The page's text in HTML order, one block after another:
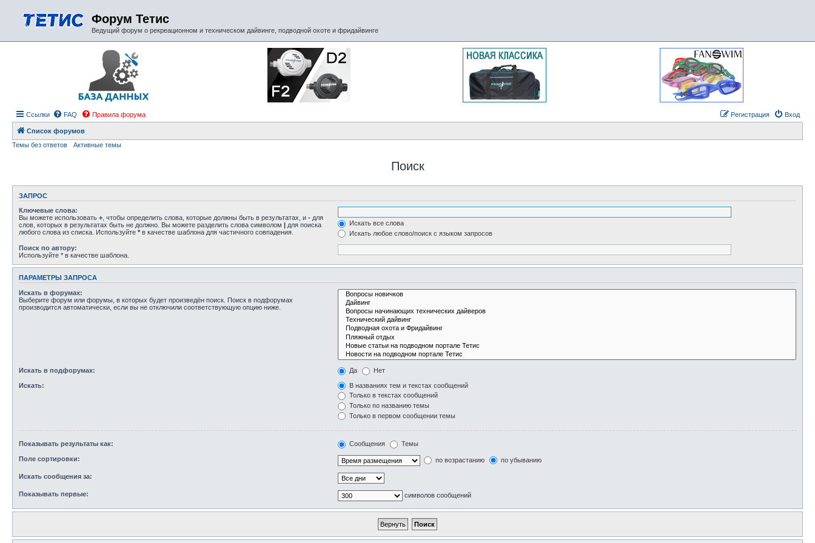
Форум Тетис
Ведущий форум о рекреационном и техническом дайвинге, подводной охоте и фридайвинге
Ссылки FAQ Правила форума Вход
Регистрация
Список форумов
Темы без ответов
Активные темы
Поиск
ЗАПРОС
Ключевые слова:
Вы можете использовать + , чтобы определить слова, которые должны быть в результатах, и - для
слов, которых в результатах быть не должно. Вы можете разделить слова символом | для поиска
любого слова из списка. Используйте * в качестве шаблона для частичного совпадения.
Искать все слова
Искать любое слово/поиск с языком запросов
Поиск по автору:
Используйте * в качестве шаблона.
ПАРАМЕТРЫ ЗАПРОСА
Искать в форумах:
Выберите форум или форумы, в которых будет произведён поиск. Поиск в подфорумах
производится автоматически, если вы не отключили соответствующую опцию ниже.
Искать в подфорумах: Да Нет
Искать:
В названиях тем и текстах сообщений
Только в текстах сообщений
Только по названию темы
Только в первом сообщении темы
Показывать результаты как: Сообщения Темы
Поле сортировки: по возрастанию по убыванию
Искать сообщения за:
Показывать первые: символов сообщений